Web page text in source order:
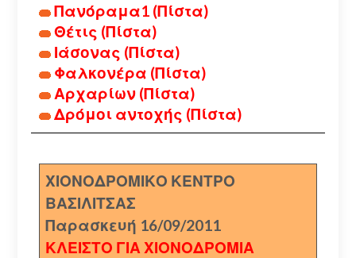
Πανόραμα1 (Πίστα)
Θέτις (Πίστα)
Ιάσονας (Πίστα)
Φαλκονέρα (Πίστα)
Αρχαρίων (Πίστα)
Δρόμοι αντοχής (Πίστα)
ΧΙΟΝΟΔΡΟΜΙΚΟ ΚΕΝΤΡΟ
ΒΑΣΙΛΙΤΣΑΣ
Παρασκευή 16/09/2011
ΚΛΕΙΣΤΟ ΓΙΑ ΧΙΟΝΟΔΡΟΜΙΑ